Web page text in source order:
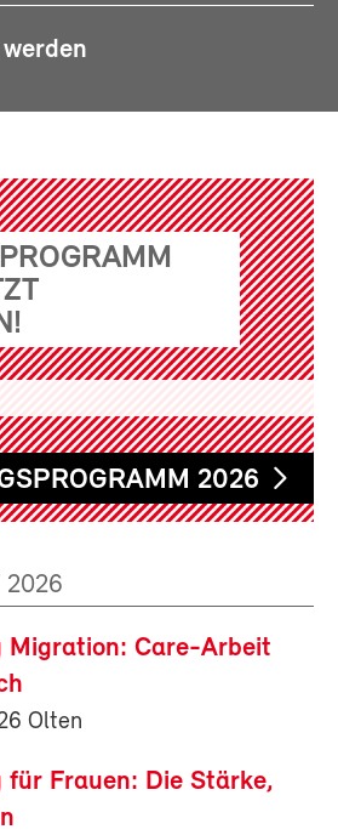
2026
2026
Migration: Care-Arbeit
Olten
Frauen: Die Stärke,